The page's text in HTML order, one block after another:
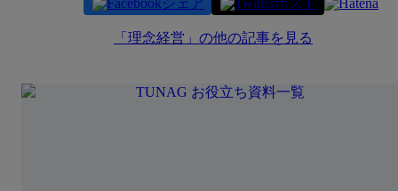
シェア ポスト
「 理念経営 」の他の記事を見る